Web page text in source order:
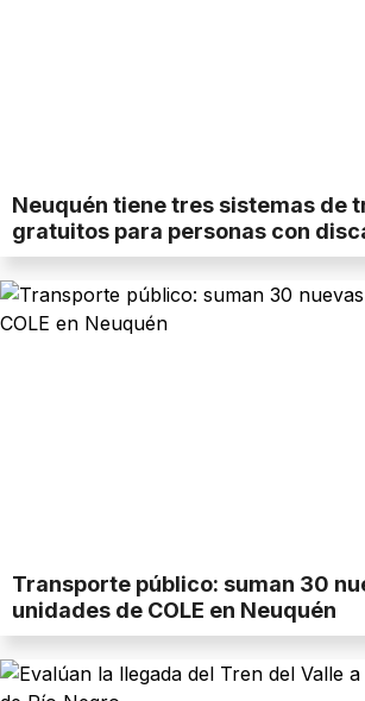
Neuquén tiene tres sistemas de
gratuitos para personas con
Transporte público: suman 30
unidades de COLE en Neuquén